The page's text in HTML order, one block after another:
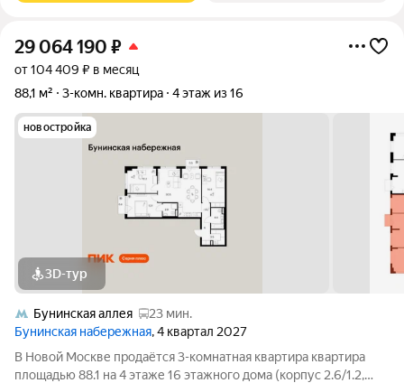
29 064 190 ₽
от 104 409 ₽ в месяц
88,1 м²
3-комн. квартира 4 этаж из 16
новостройка
3D-тур
Бунинская аллея
23 мин.
Бунинская набережная, 4 квартал 2027
В Новой Москве продаётся 3-комнатная квартира квартира
площадью 88.1 на 4 этаже 16 этажного дома (корпус 2.6/1.2,